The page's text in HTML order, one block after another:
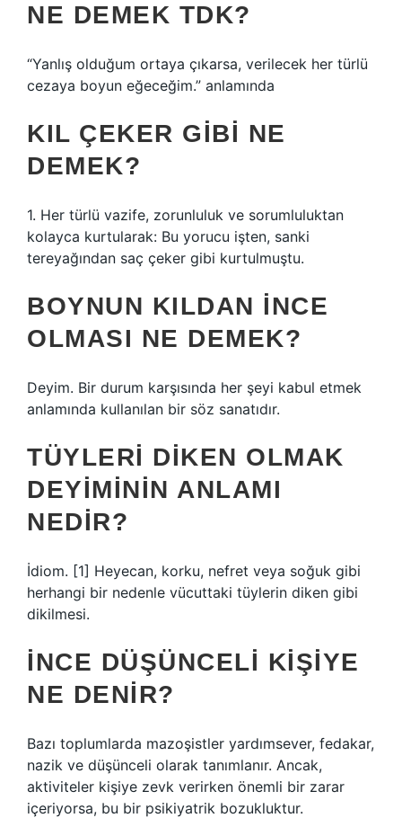
NE DEMEK TDK?
“Yanlış olduğum ortaya çıkarsa, verilecek her türlü
cezaya boyun eğeceğim.” anlamında
KIL ÇEKER GIBI NE
DEMEK?
1. Her türlü vazife, zorunluluk ve sorumluluktan
kolayca kurtularak: Bu yorucu işten, sanki
tereyağından saç çeker gibi kurtulmuştu.
BOYNUN KILDAN INCE
OLMASI NE DEMEK?
Deyim. Bir durum karşısında her şeyi kabul etmek
anlamında kullanılan bir söz sanatıdır.
TÜYLERI DIKEN OLMAK
DEYIMININ ANLAMI
NEDIR?
İdiom. [1] Heyecan, korku, nefret veya soğuk gibi
herhangi bir nedenle vücuttaki tüylerin diken gibi
dikilmesi.
İNCE DÜŞÜNCELI KIŞIYE
NE DENIR?
Bazı toplumlarda mazoşistler yardımsever, fedakar,
nazik ve düşünceli olarak tanımlanır. Ancak,
aktiviteler kişiye zevk verirken önemli bir zarar
içeriyorsa, bu bir psikiyatrik bozukluktur.